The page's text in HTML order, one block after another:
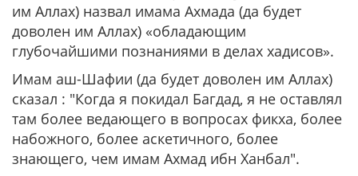
им Аллах) назвал имама Ахмада (да будет
доволен им Аллах) «обладающим
глубочайшими познаниями в делах хадисов».
Имам аш-Шафии (да будет доволен им Аллах)
сказал : "Когда я покидал Багдад, я не оставлял
там более ведающего в вопросах фикха, более
набожного, более аскетичного, более
знающего, чем имам Ахмад ибн Ханбал".